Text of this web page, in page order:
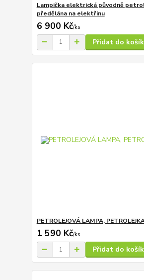
Lampička elektrická původně
předělána na elektřinu
6 900 Kč/ks
Přidat do
PETROLEJOVÁ LAMPA,
1 590 Kč/ks
Přidat do